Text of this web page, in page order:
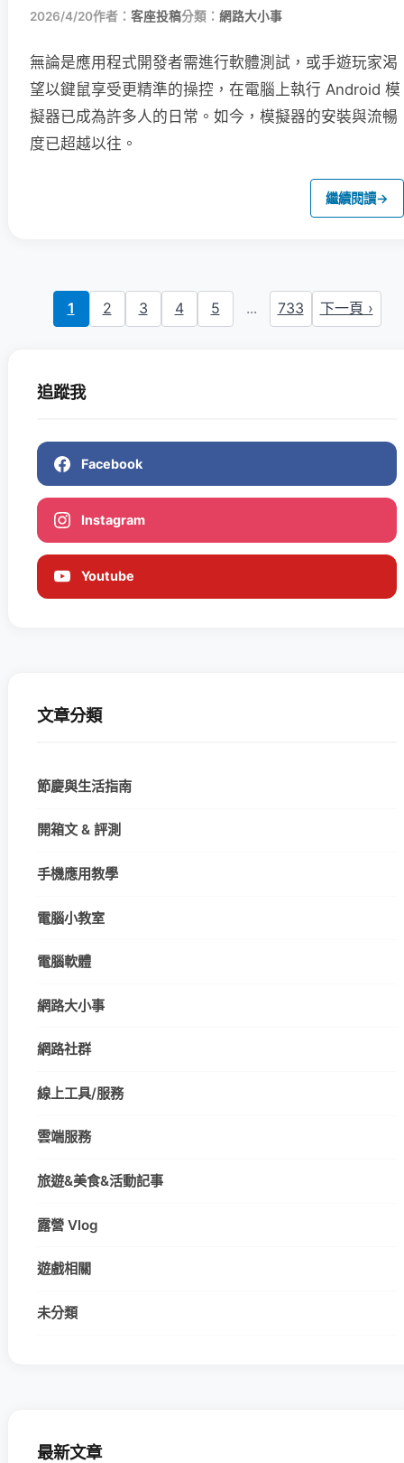
2026/4/20作者： 客座投稿分類： 網路大小事
無論是應用程式開發者需進行軟體測試，或手遊玩家渴
望以鍵鼠享受更精準的操控，在電腦上執行 Android 模
擬器已成為許多人的日常。如今，模擬器的安裝與流暢
度已超越以往。
繼續閱讀→
1 2 3 4 5 ... 733 下一頁 ›
追蹤我
Facebook
Instagram
Youtube
文章分類
節慶與生活指南
開箱文 & 評測
手機應用教學
電腦小教室
電腦軟體
網路大小事
網路社群
線上工具/服務
雲端服務
旅遊&美食&活動記事
露營 Vlog
遊戲相關
未分類
最新文章